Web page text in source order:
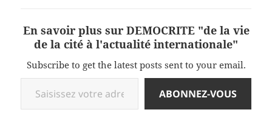
En savoir plus sur DEMOCRITE "de la vie
de la cité à l'actualité internationale"
Subscribe to get the latest posts sent to your email.
Saisissez votre adresse e-mail…
ABONNEZ-VOUS